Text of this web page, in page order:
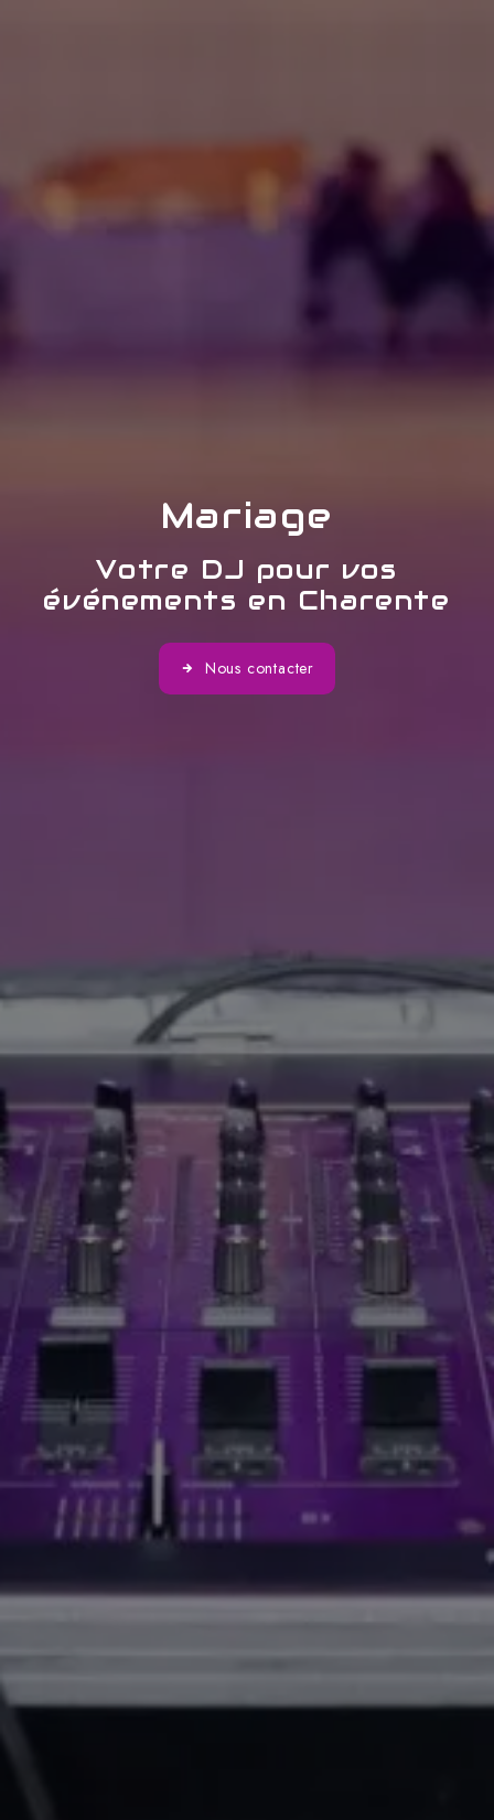
Mariage
Votre DJ pour vos
événements en Charente
Nous contacter